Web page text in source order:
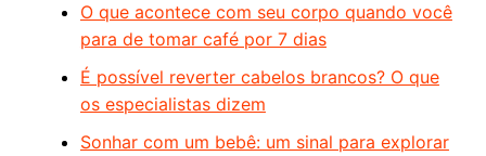
O que acontece com seu corpo quando você
para de tomar café por 7 dias
É possível reverter cabelos brancos? O que
os especialistas dizem
Sonhar com um bebê: um sinal para explorar